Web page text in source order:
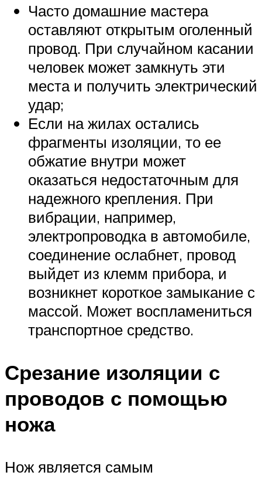
Часто домашние мастера
оставляют открытым оголенный
провод. При случайном касании
человек может замкнуть эти
места и получить электрический
удар;
Если на жилах остались
фрагменты изоляции, то ее
обжатие внутри может
оказаться недостаточным для
надежного крепления. При
вибрации, например,
электропроводка в автомобиле,
соединение ослабнет, провод
выйдет из клемм прибора, и
возникнет короткое замыкание с
массой. Может воспламениться
транспортное средство.
Срезание изоляции с
проводов с помощью
ножа
Нож является самым